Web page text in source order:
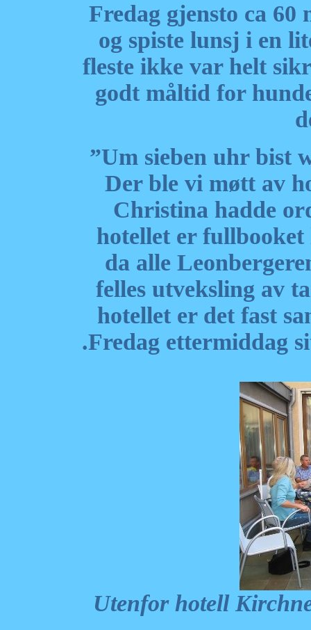
Fredag gjensto ca
og spiste lunsj i en
fleste ikke var helt
godt måltid for
”Um sieben uhr bist
Der ble vi møtt av
Christina hadde
hotellet er
da alle
felles utveksling av
hotellet er det fast
.Fredag ettermiddag
Utenfor hotell